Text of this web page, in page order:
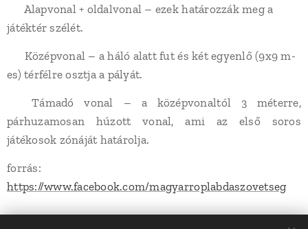
✔️ Alapvonal + oldalvonal – ezek határozzák meg a
játéktér szélét.
✔️ Középvonal – a háló alatt fut és két egyenlő (9x9 m-
es) térfélre osztja a pályát.
✔️ Támadó vonal – a középvonaltól 3 méterre,
párhuzamosan húzott vonal, ami az első soros
játékosok zónáját határolja.
forrás:
https://www.facebook.com/magyarroplabdaszovetseg